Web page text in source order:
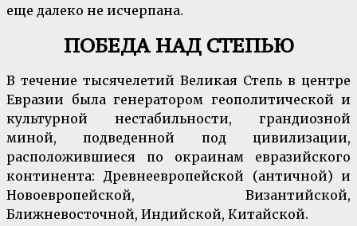
еще далеко не исчерпана.
ПОБЕДА НАД СТЕПЬЮ
В течение тысячелетий Великая Степь в центре
Евразии была генератором геополитической и
культурной нестабильности, грандиозной
миной, подведенной под цивилизации,
расположившиеся по окраинам евразийского
континента: Древнеевропейской (античной) и
Новоевропейской, Византийской,
Ближневосточной, Индийской, Китайской.